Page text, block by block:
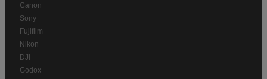
Canon
Sony
Fujifilm
Nikon
DJI
Godox